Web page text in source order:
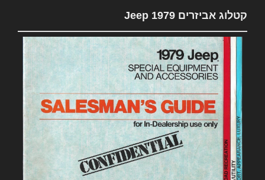
קטלוג אביזרים 1979 Jeep